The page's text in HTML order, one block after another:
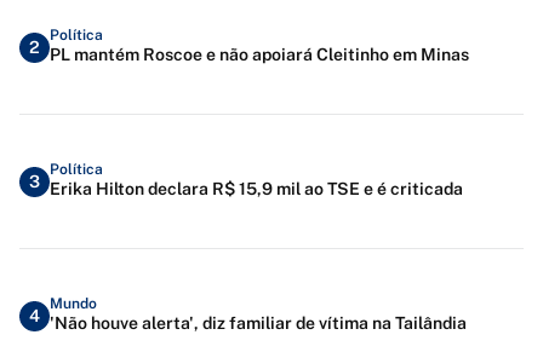
2
Política
PL mantém Roscoe e não apoiará Cleitinho em Minas
3
Política
Erika Hilton declara R$ 15,9 mil ao TSE e é criticada
4
Mundo
'Não houve alerta', diz familiar de vítima na Tailândia